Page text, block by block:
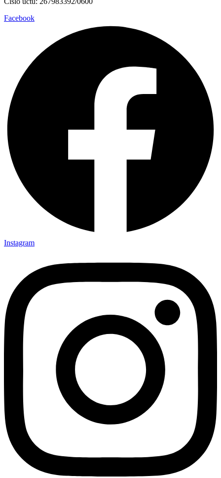
Facebook
Instagram